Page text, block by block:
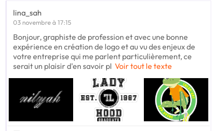
lina_sah
03 novembre à 17:15
Bonjour, graphiste de profession et avec une bonne
expérience en création de logo et au vu des enjeux de
votre entreprise qui me parlent particulièrement, ce
serait un plaisir d'en savoir pl Voir tout le texte